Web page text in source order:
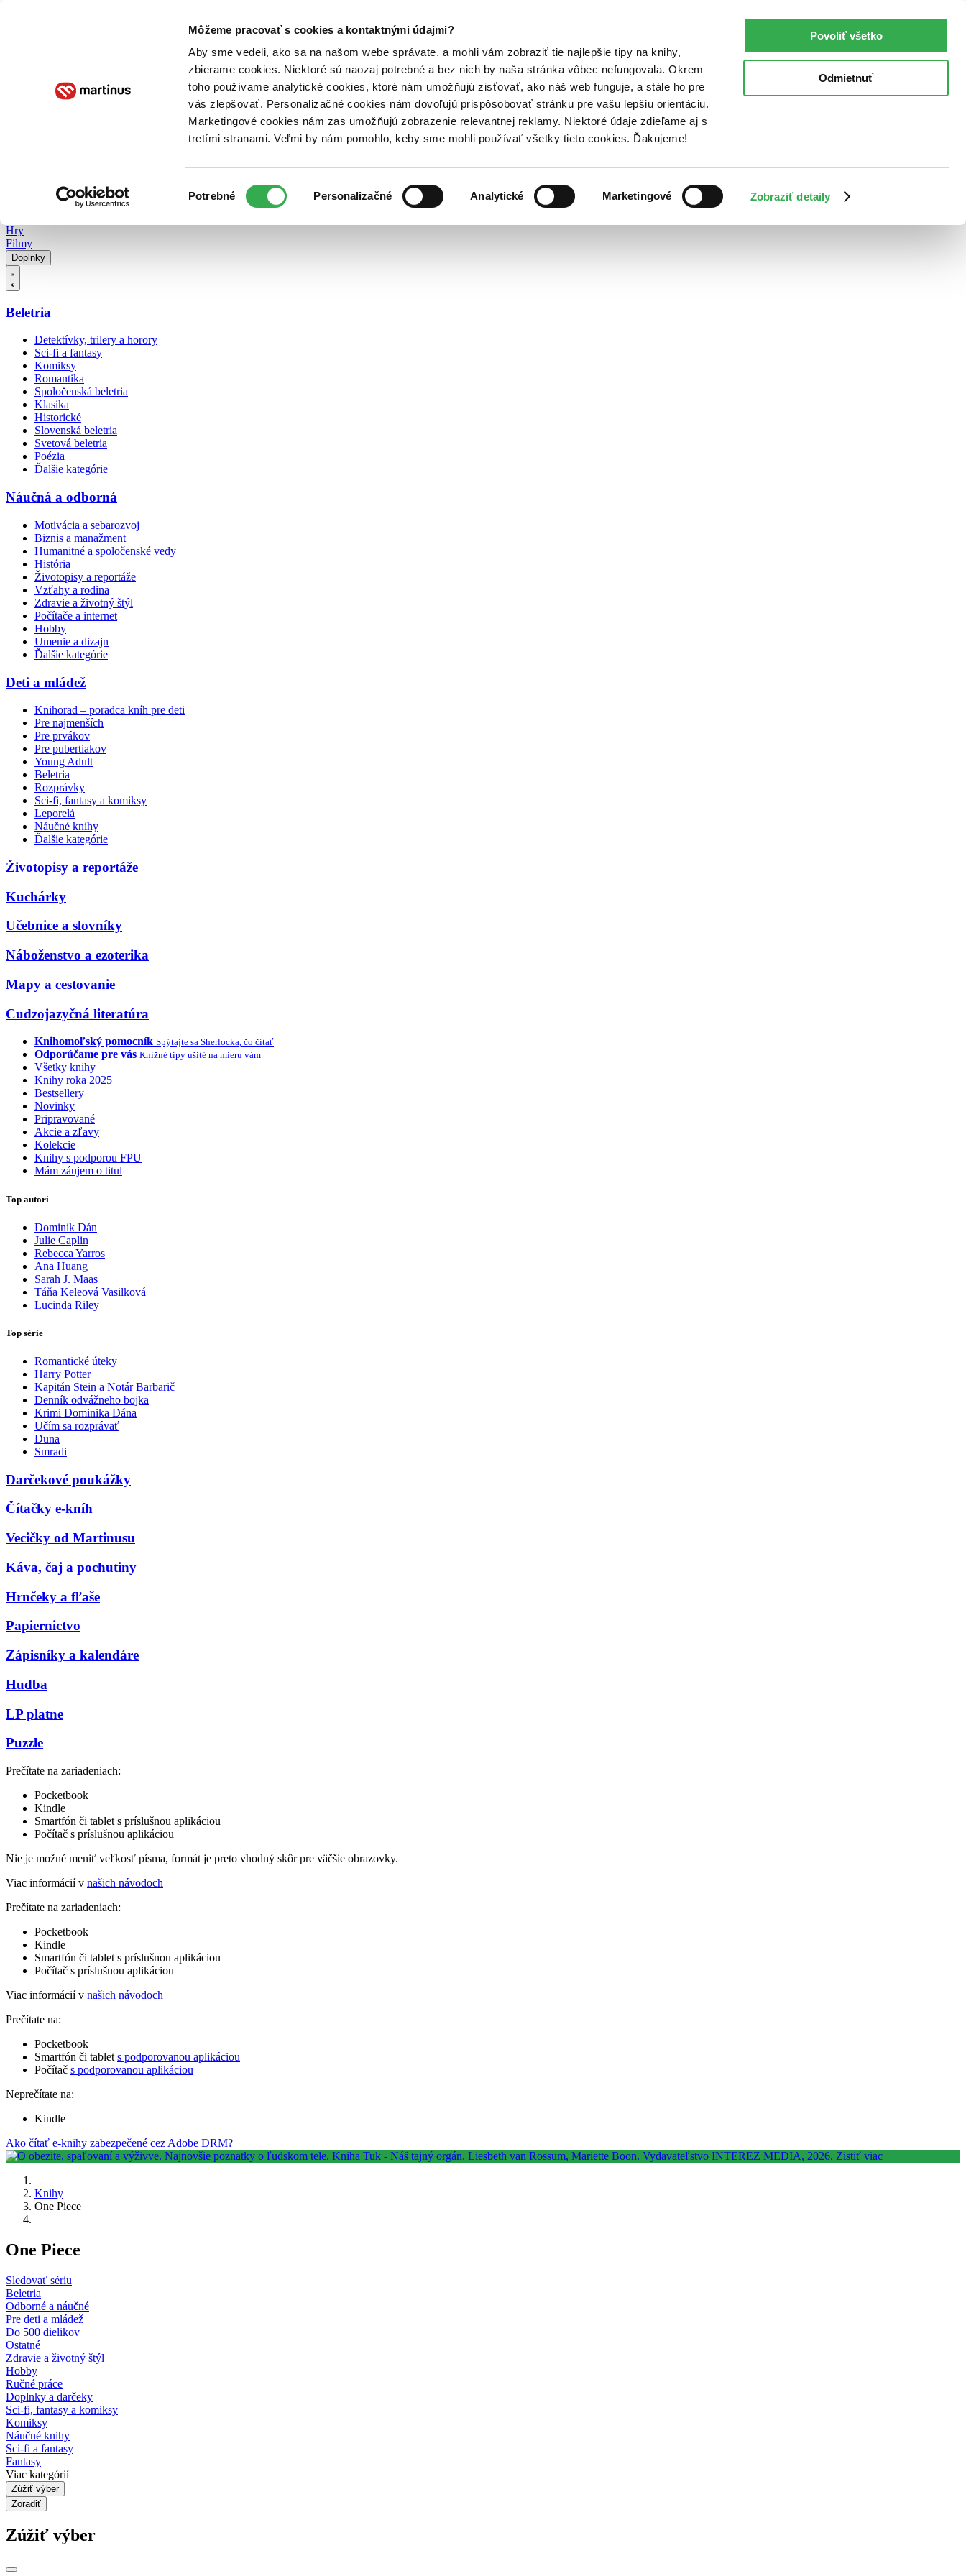
Môžeme pracovať s cookies a kontaktnými údajmi?
Aby sme vedeli, ako sa na našom webe správate, a mohli vám zobraziť tie najlepšie tipy na knihy,
zbierame cookies. Niektoré sú naozaj potrebné a bez nich by naša stránka vôbec nefungovala. Okrem
toho používame analytické cookies, ktoré nám umožňujú zisťovať, ako náš web funguje, a stále ho pre
vás zlepšovať. Personalizačné cookies nám dovoľujú prispôsobovať stránku pre vašu lepšiu orientáciu.
Marketingové cookies nám zas umožňujú zobrazenie relevantnej reklamy. Niektoré údaje zdieľame aj s
tretími stranami. Veľmi by nám pomohlo, keby sme mohli používať všetky tieto cookies. Ďakujeme!
súhlasu
Potrebné Personalizačné Analytické Marketingové Zobraziť detaily
Povoliť všetko
Odmietnuť
Poukážky Kontakt
Hry
Filmy
Doplnky
Beletria
Detektívky, trilery a horory
Sci-fi a fantasy
Komiksy
Romantika
Spoločenská beletria
Klasika
Historické
Slovenská beletria
Svetová beletria
Poézia
Ďalšie kategórie
Náučná a odborná
Motivácia a sebarozvoj
Biznis a manažment
Humanitné a spoločenské vedy
História
Životopisy a reportáže
Vzťahy a rodina
Zdravie a životný štýl
Počítače a internet
Hobby
Umenie a dizajn
Ďalšie kategórie
Deti a mládež
Knihorad – poradca kníh pre deti
Pre najmenších
Pre prvákov
Pre pubertiakov
Young Adult
Beletria
Rozprávky
Sci-fi, fantasy a komiksy
Leporelá
Náučné knihy
Ďalšie kategórie
Životopisy a reportáže
Kuchárky
Učebnice a slovníky
Náboženstvo a ezoterika
Mapy a cestovanie
Cudzojazyčná literatúra
Knihomoľský pomocník Spýtajte sa Sherlocka, čo čítať
Odporúčame pre vás Knižné tipy ušité na mieru vám
Všetky knihy
Knihy roka 2025
Bestsellery
Novinky
Pripravované
Akcie a zľavy
Kolekcie
Knihy s podporou FPU
Mám záujem o titul
Top autori
Dominik Dán
Julie Caplin
Rebecca Yarros
Ana Huang
Sarah J. Maas
Táňa Keleová Vasilková
Lucinda Riley
Top série
Romantické úteky
Harry Potter
Kapitán Stein a Notár Barbarič
Denník odvážneho bojka
Krimi Dominika Dána
Učím sa rozprávať
Duna
Smradi
Darčekové poukážky
Čítačky e-kníh
Vecičky od Martinusu
Káva, čaj a pochutiny
Hrnčeky a fľaše
Papiernictvo
Zápisníky a kalendáre
Hudba
LP platne
Puzzle
Prečítate na zariadeniach:
Pocketbook
Kindle
Smartfón či tablet s príslušnou aplikáciou
Počítač s príslušnou aplikáciou
Nie je možné meniť veľkosť písma, formát je preto vhodný skôr pre väčšie obrazovky.
Viac informácií v našich návodoch
Prečítate na zariadeniach:
Pocketbook
Kindle
Smartfón či tablet s príslušnou aplikáciou
Počítač s príslušnou aplikáciou
Viac informácií v našich návodoch
Prečítate na:
Pocketbook
Smartfón či tablet s podporovanou aplikáciou
Počítač s podporovanou aplikáciou
Neprečítate na:
Kindle
Ako čítať e-knihy zabezpečené cez Adobe DRM?
Knihy
One Piece
One Piece
Sledovať sériu
Beletria
Odborné a náučné
Pre deti a mládež
Do 500 dielikov
Ostatné
Zdravie a životný štýl
Hobby
Ručné práce
Doplnky a darčeky
Sci-fi, fantasy a komiksy
Komiksy
Náučné knihy
Sci-fi a fantasy
Fantasy
Viac kategórií
Zúžiť výber
Zoradiť
Zúžiť výber